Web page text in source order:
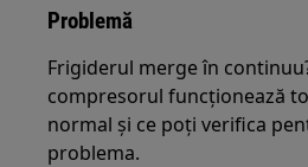
Problemă
Frigiderul merge în
compresorul funcționează
normal și ce poți verifica
problema.